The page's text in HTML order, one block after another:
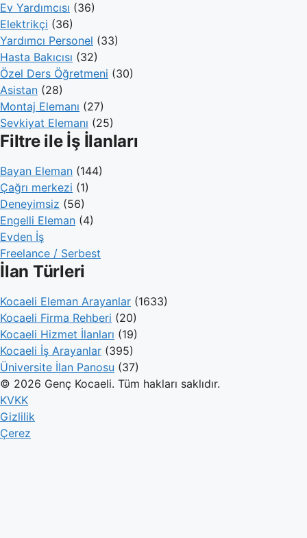
Ev Yardımcısı (36)
Elektrikçi (36)
Yardımcı Personel (33)
Hasta Bakıcısı (32)
Özel Ders Öğretmeni (30)
Asistan (28)
Montaj Elemanı (27)
Sevkiyat Elemanı (25)
Filtre ile İş İlanları
Bayan Eleman (144)
Çağrı merkezi (1)
Deneyimsiz (56)
Engelli Eleman (4)
Evden İş
Freelance / Serbest
İlan Türleri
Kocaeli Eleman Arayanlar (1633)
Kocaeli Firma Rehberi (20)
Kocaeli Hizmet İlanları (19)
Kocaeli İş Arayanlar (395)
Üniversite İlan Panosu (37)
© 2026 Genç Kocaeli. Tüm hakları saklıdır.
KVKK
Gizlilik
Çerez